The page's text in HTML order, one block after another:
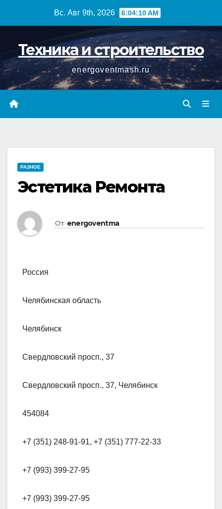
Вс. Авг 9th, 2026 6:04:11 AM
Техника и строительство
energoventmash.ru
РАЗНОЕ
Эстетика Ремонта
От energoventma
Россия
Челябинская область
Челябинск
Свердловский просп., 37
Свердловский просп., 37, Челябинск
454084
+7 (351) 248-91-91, +7 (351) 777-22-33
+7 (993) 399-27-95
+7 (993) 399-27-95